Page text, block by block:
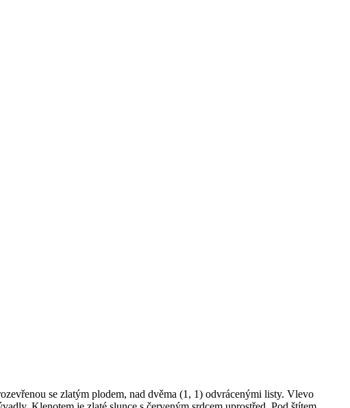
se zlatým plodem, nad dvěma (1, 1) odvrácenými listy. Vlevo